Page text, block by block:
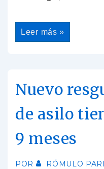
Leer más »
Nuevo
de asilo
9 meses
POR RÓMULO